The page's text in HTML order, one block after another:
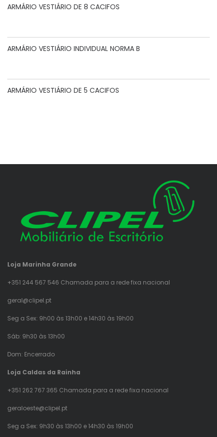
ARMÁRIO VESTIÁRIO DE 8 CACIFOS
ARMÁRIO VESTIÁRIO INDIVIDUAL NORMA B
ARMÁRIO VESTIÁRIO DE 5 CACIFOS
Loja Marinha Grande
+351 244 567 546 Chamada para a rede fixa nacional
geral@clipel.pt
Seg a Sex: 9h00 às 13h00 e 14h30 às 19h00
Sáb: 9h30 às 13h00
Dom: Encerrado
Loja Caldas da Rainha
+351 262 767 365 Chamada para a rede fixa nacional
geraloeste@clipel.pt
Seg a Sex: 9h30 às 13h00 e 14h30 às 19h00